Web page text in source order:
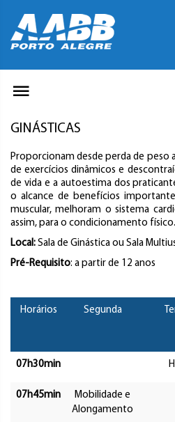
GINÁSTICAS
Proporcionam desde perda de peso
de exercícios dinâmicos e
de vida e a autoestima dos
o alcance de benefícios
muscular, melhoram o sistema
assim, para o condicionamento físico.
Local: Sala de Ginástica ou Sala
Pré-Requisito: a partir de 12 anos
Horários Segunda
07h30min
07h45min
Mobilidade e
Alongamento